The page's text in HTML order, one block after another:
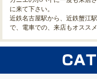
に来て下さい。
近鉄名古屋駅から、近鉄蟹江
で、電車での、来店もオススメ